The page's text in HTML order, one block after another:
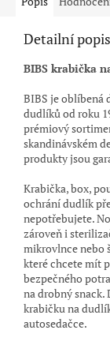
Detailní
BIBS krabička
BIBS je oblíbená
dudlíků od roku
prémiový
skandinávském
produkty jsou
Krabička, box,
ochrání dudlík
nepotřebujete.
zároveň i
mikrovlnce nebo
které chcete mít
bezpečného
na drobný
krabičku na
autosedačce.